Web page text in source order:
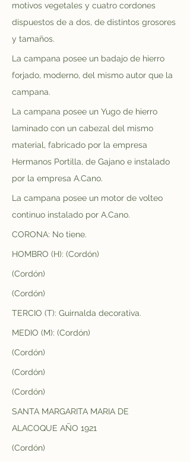
motivos vegetales y cuatro cordones
dispuestos de a dos, de distintos grosores
y tamaños.
La campana posee un badajo de hierro
forjado, moderno, del mismo autor que la
campana.
La campana posee un Yugo de hierro
laminado con un cabezal del mismo
material, fabricado por la empresa
Hermanos Portilla, de Gajano e instalado
por la empresa A.Cano.
La campana posee un motor de volteo
continuo instalado por A.Cano.
CORONA: No tiene.
HOMBRO (H): (Cordón)
(Cordón)
(Cordón)
TERCIO (T): Guirnalda decorativa.
MEDIO (M): (Cordón)
(Cordón)
(Cordón)
(Cordón)
SANTA MARGARITA MARIA DE
ALACOQUE AÑO 1921
(Cordón)